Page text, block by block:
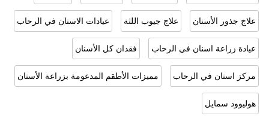
علاج جذور الأسنان علاج جيوب اللثة عيادات الاسنان في الرحاب
عيادة زراعة اسنان في الرحاب فقدان كل الأسنان
مركز اسنان في الرحاب مميزات الأطقم المدعومة بزراعة الأسنان
هوليوود سمايل